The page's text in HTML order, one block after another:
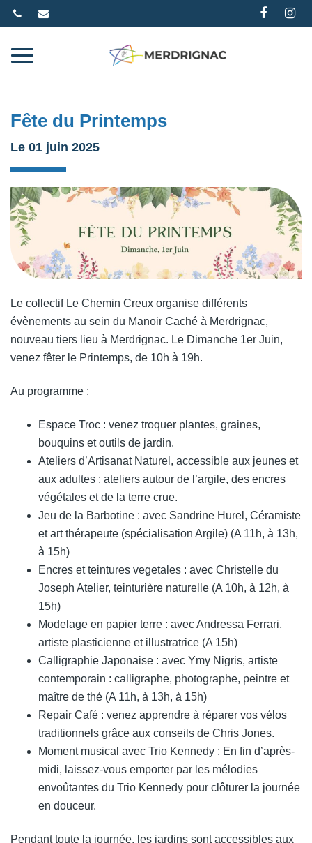
Lien
vers
Fête du Printemps
Le 01 juin 2025
Le collectif Le Chemin Creux organise différents
évènements au sein du Manoir Caché à Merdrignac,
nouveau tiers lieu à Merdrignac. Le Dimanche 1er Juin,
venez fêter le Printemps, de 10h à 19h.
Au programme :
Espace Troc : venez troquer plantes, graines,
bouquins et outils de jardin.
Ateliers d’Artisanat Naturel, accessible aux jeunes et
aux adultes : ateliers autour de l’argile, des encres
végétales et de la terre crue.
Jeu de la Barbotine : avec Sandrine Hurel, Céramiste
et art thérapeute (spécialisation Argile) (A 11h, à 13h,
à 15h)
Encres et teintures vegetales : avec Christelle du
Joseph Atelier, teinturière naturelle (A 10h, à 12h, à
15h)
Modelage en papier terre : avec Andressa Ferrari,
artiste plasticienne et illustratrice (A 15h)
Calligraphie Japonaise : avec Ymy Nigris, artiste
contemporain : calligraphe, photographe, peintre et
maître de thé (A 11h, à 13h, à 15h)
Repair Café : venez apprendre à réparer vos vélos
traditionnels grâce aux conseils de Chris Jones.
Moment musical avec Trio Kennedy : En fin d’après-
midi, laissez-vous emporter par les mélodies
envoûtantes du Trio Kennedy pour clôturer la journée
en douceur.
Pendant toute la journée, les jardins sont accessibles aux